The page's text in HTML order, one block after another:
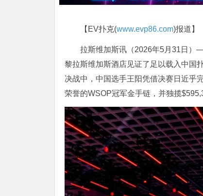
【EV扑克(www.evp86.com)报道】
拉斯维加斯讯（2026年5月31日）
黎拉斯维加斯酒店见证了足以载入中国
决战中，中国选手王阳凭借决赛日近乎
荣誉的WSOP冠军金手链，并独揽